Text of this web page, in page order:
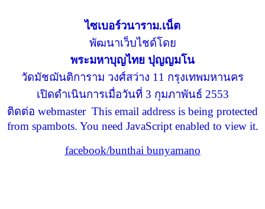
ไซเบอร์วนาราม.เน็ต
พัฒนาเว็บไชด์โดย
พระมหาบุญไทย ปุญญมโน
วัดมัชฌันติการาม วงศ์สว่าง 11 กรุงเทพมหานคร
เปิดดำเนินการเมื่อวันที่ 3 กุมภาพันธ์ 2553
ติดต่อ webmaster This email address is being protected
from spambots. You need JavaScript enabled to view it.
facebook/bunthai bunyamano